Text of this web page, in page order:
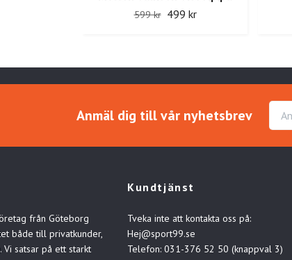
599 kr 499 kr
Anmäl dig till vår nyhetsbrev
från Göteborg
både till privatkunder,
satsar på ett starkt
Kundtjänst
Tveka inte att kontakta oss på:
Hej@sport99.se
Telefon: 031-376 52 50 (knappval 3)